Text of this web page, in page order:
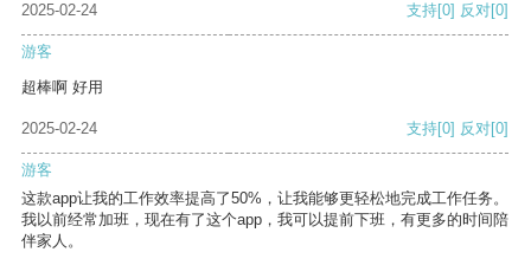
2025-02-24
支持[0] 反对[0]
游客
超棒啊 好用
2025-02-24 支持[0] 反对[0]
游客
这款app让我的工作效率提高了50%，让我能够更轻松地完成工作任务。
我以前经常加班，现在有了这个app，我可以提前下班，有更多的时间陪
伴家人。